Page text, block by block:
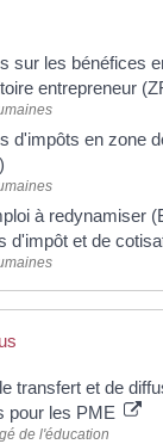
sur les bénéfices
entrepreneur
d'impôts en zone
à redynamiser
d'impôt et de
transfert et de
pour les PME
de l'éducation